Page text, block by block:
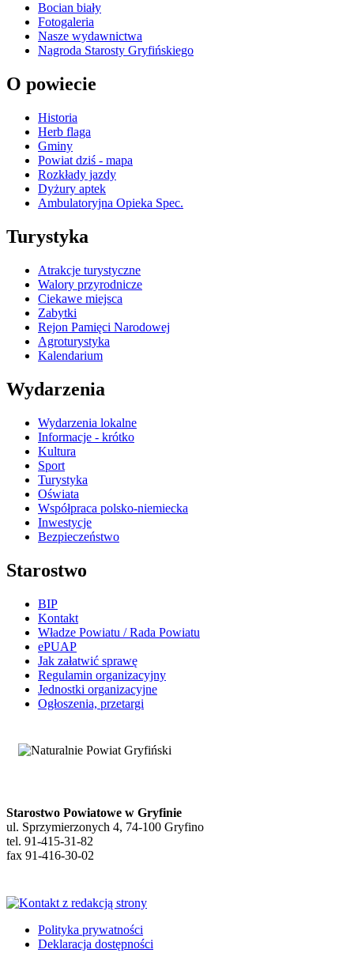
Bocian biały
Fotogaleria
Nasze wydawnictwa
Nagroda Starosty Gryfińskiego
O powiecie
Historia
Herb flaga
Gminy
Powiat dziś - mapa
Rozkłady jazdy
Dyżury aptek
Ambulatoryjna Opieka Spec.
Turystyka
Atrakcje turystyczne
Walory przyrodnicze
Ciekawe miejsca
Zabytki
Rejon Pamięci Narodowej
Agroturystyka
Kalendarium
Wydarzenia
Wydarzenia lokalne
Informacje - krótko
Kultura
Sport
Turystyka
Oświata
Współpraca polsko-niemiecka
Inwestycje
Bezpieczeństwo
Starostwo
BIP
Kontakt
Władze Powiatu / Rada Powiatu
ePUAP
Jak załatwić sprawę
Regulamin organizacyjny
Jednostki organizacyjne
Ogłoszenia, przetargi
Starostwo Powiatowe w Gryfinie
ul. Sprzymierzonych 4, 74-100 Gryfino
tel. 91-415-31-82
fax 91-416-30-02
Polityka prywatności
Deklaracja dostępności